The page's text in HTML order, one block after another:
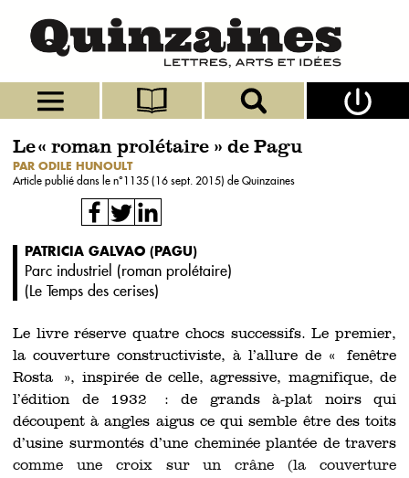
Le « roman prolétaire » de Pagu
PAR ODILE HUNOULT
Article publié dans le n°1135 (16 sept. 2015) de Quinzaines
PATRICIA GALVAO (PAGU)
Parc industriel (roman prolétaire)
(Le Temps des cerises)
Le livre réserve quatre chocs successifs. Le premier,
la couverture constructiviste, à l’allure de « fenêtre
Rosta », inspirée de celle, agressive, magnifique, de
l’édition de 1932 : de grands à-plat noirs qui
découpent à angles aigus ce qui semble être des toits
d’usine surmontés d’une cheminée plantée de travers
comme une croix sur un crâne (la couverture